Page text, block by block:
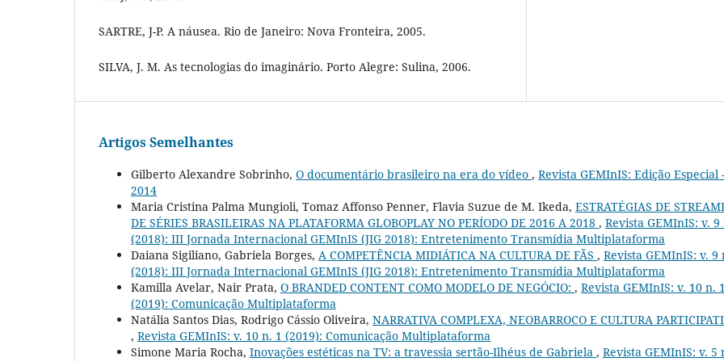
SARTRE, J-P. A náusea. Rio de Janeiro: Nova Fronteira, 2005.
SILVA, J. M. As tecnologias do imaginário. Porto Alegre: Sulina, 2006.
Artigos Semelhantes
Gilberto Alexandre Sobrinho, O documentário brasileiro na era do vídeo , Revista GEMInIS: Edição Especial
2014
Maria Cristina Palma Mungioli, Tomaz Affonso Penner, Flavia Suzue de M. Ikeda, ESTRATÉGIAS DE
DE SÉRIES BRASILEIRAS NA PLATAFORMA GLOBOPLAY NO PERÍODO DE 2016 A 2018 , Revista GEMInIS: v. 9
(2018): III Jornada Internacional GEMInIS (JIG 2018): Entretenimento Transmídia Multiplataforma
Daiana Sigiliano, Gabriela Borges, A COMPETÊNCIA MIDIÁTICA NA CULTURA DE FÃS , Revista GEMInIS: v. 9
(2018): III Jornada Internacional GEMInIS (JIG 2018): Entretenimento Transmídia Multiplataforma
Kamilla Avelar, Nair Prata, O BRANDED CONTENT COMO MODELO DE NEGÓCIO: , Revista GEMInIS: v. 10 n. 1
(2019): Comunicação Multiplataforma
Natália Santos Dias, Rodrigo Cássio Oliveira, NARRATIVA COMPLEXA, NEOBARROCO E CULTURA
, Revista GEMInIS: v. 10 n. 1 (2019): Comunicação Multiplataforma
Simone Maria Rocha, Inovações estéticas na TV: a travessia sertão-Ilhéus de Gabriela , Revista GEMInIS: v. 5